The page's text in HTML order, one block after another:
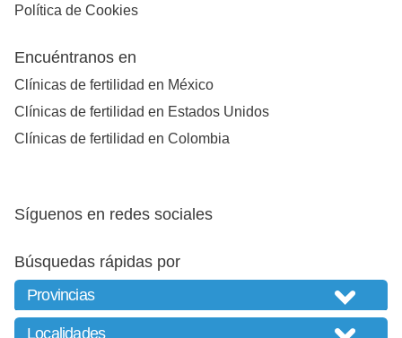
Política de Cookies
Encuéntranos en
Clínicas de fertilidad en México
Clínicas de fertilidad en Estados Unidos
Clínicas de fertilidad en Colombia
Síguenos en redes sociales
Búsquedas rápidas por